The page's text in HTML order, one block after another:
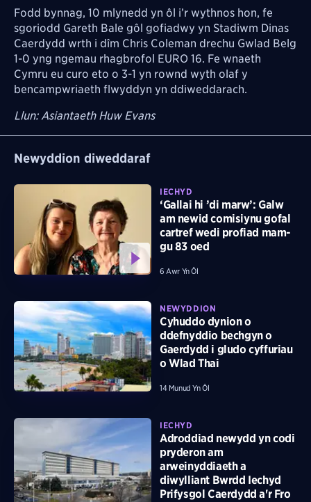
Fodd bynnag, 10 mlynedd yn ôl i’r wythnos hon, fe
sgoriodd Gareth Bale gôl gofiadwy yn Stadiwm Dinas
Caerdydd wrth i dîm Chris Coleman drechu Gwlad Belg
1-0 yng ngemau rhagbrofol EURO 16. Fe wnaeth
Cymru eu curo eto o 3-1 yn rownd wyth olaf y
bencampwriaeth flwyddyn yn ddiweddarach.
Llun: Asiantaeth Huw Evans
Newyddion diweddaraf
IECHYD
‘Gallai hi ’di marw’: Galw
am newid comisiynu gofal
cartref wedi profiad mam-
gu 83 oed
6 Awr Yn Ôl
NEWYDDION
Cyhuddo dynion o
ddefnyddio bechgyn o
Gaerdydd i gludo cyffuriau
o Wlad Thai
14 Munud Yn Ôl
IECHYD
Adroddiad newydd yn codi
pryderon am
arweinyddiaeth a
diwylliant Bwrdd Iechyd
Prifysgol Caerdydd a'r Fro